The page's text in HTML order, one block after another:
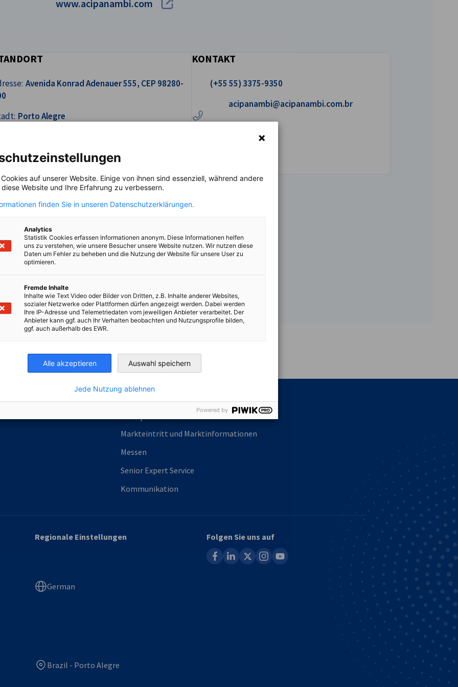
www.acipanambi.com
Avenida Konrad Adenauer 555, CEP 98280-
Porto Alegre
Provinz:
Brasilien
KONTAKT
Rufen Sie uns an!
(+55 55) 3375-9350
Schreiben Sie uns eine E-Mail!
acipanambi@acipanambi.com.br
Dienstleistungen
und Energie
Markteintritt und Marktinformationen
Messen
Senior Expert Service
Kommunikation
Regionale Einstellungen
German
Brazil - Porto Alegre
Folgen Sie uns auf
facebooklinkedin instagram
youtube
auf unserer Website. Einige von ihnen sind essenziell, während andere
Website und Ihre Erfahrung zu verbessern.
finden Sie in unseren Datenschutzerklärungen.
Analytics
Statistik Cookies erfassen Informationen anonym. Diese Informationen helfen
uns zu verstehen, wie unsere Besucher unsere Website nutzen. Wir nutzen diese
Daten um Fehler zu beheben und die Nutzung der Website für unsere User zu
optimieren.
Fremde Inhalte
Inhalte wie Text Video oder Bilder von Dritten, z.B. Inhalte anderer Websites,
sozialer Netzwerke oder Plattformen dürfen angezeigt werden. Dabei werden
Ihre IP-Adresse und Telemetriedaten vom jeweiligen Anbieter verarbeitet. Der
Anbieter kann ggf. auch Ihr Verhalten beobachten und Nutzungsprofile bilden,
ggf. auch außerhalb des EWR.
Alle akzeptieren Auswahl speichern
Jede Nutzung ablehnen
Powered by